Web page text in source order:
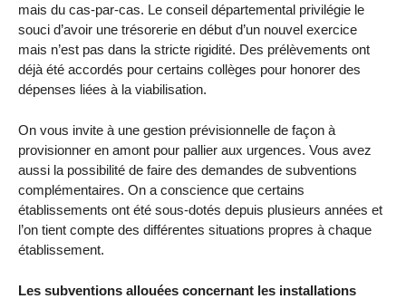
mais du cas-par-cas. Le conseil départemental privilégie le
souci d’avoir une trésorerie en début d’un nouvel exercice
mais n’est pas dans la stricte rigidité. Des prélèvements ont
déjà été accordés pour certains collèges pour honorer des
dépenses liées à la viabilisation.
On vous invite à une gestion prévisionnelle de façon à
provisionner en amont pour pallier aux urgences. Vous avez
aussi la possibilité de faire des demandes de subventions
complémentaires. On a conscience que certains
établissements ont été sous-dotés depuis plusieurs années et
l’on tient compte des différentes situations propres à chaque
établissement.
Les subventions allouées concernant les installations